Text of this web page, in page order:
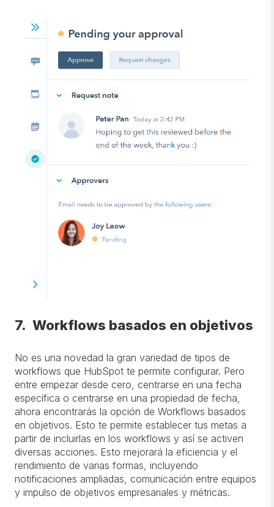
7. Workflows basados en objetivos
No es una novedad la gran variedad de tipos de
workflows que HubSpot te permite configurar. Pero
entre empezar desde cero, centrarse en una fecha
específica o centrarse en una propiedad de fecha,
ahora encontrarás la opción de Workflows basados
en objetivos. Esto te permite establecer tus metas a
partir de incluirlas en los workflows y así se activen
diversas acciones. Esto mejorará la eficiencia y el
rendimiento de varias formas, incluyendo
notificaciones ampliadas, comunicación entre equipos
y impulso de objetivos empresariales y métricas.